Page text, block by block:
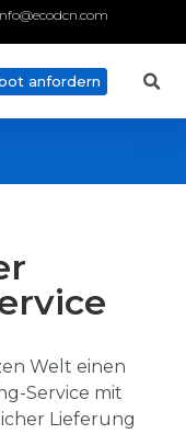
anfordern
Welt einen
Service mit
Lieferung